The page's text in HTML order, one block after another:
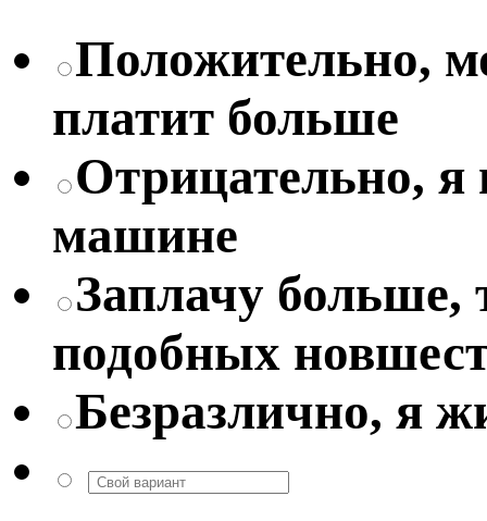
Положительно,
платит больше
Отрицательно,
машине
Заплачу больше,
подобных
Безразлично, я